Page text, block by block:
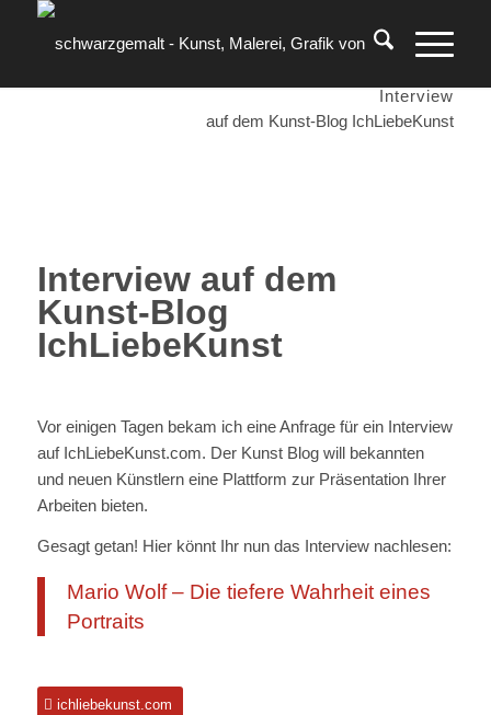
Interview
auf dem Kunst-Blog IchLiebeKunst
Interview auf dem
Kunst-Blog
IchLiebeKunst
Vor einigen Tagen bekam ich eine Anfrage für ein Interview
auf IchLiebeKunst.com. Der Kunst Blog will bekannten
und neuen Künstlern eine Plattform zur Präsentation Ihrer
Arbeiten bieten.
Gesagt getan! Hier könnt Ihr nun das Interview nachlesen:
Mario Wolf – Die tiefere Wahrheit eines
Portraits
ichliebekunst.com